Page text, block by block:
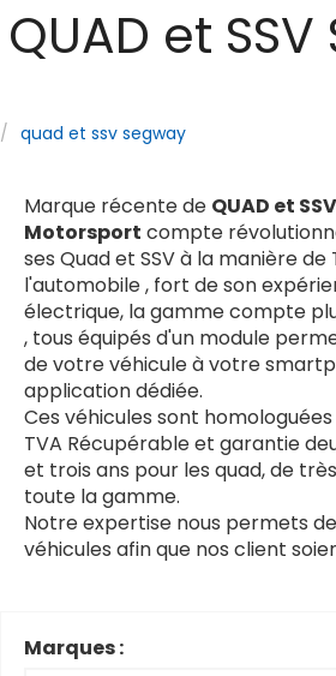
QUAD et SSV
quad et ssv segway
Marque récente de QUAD et
Motorsport compte
ses Quad et SSV à la manière de
l'automobile , fort de son
électrique, la gamme compte
, tous équipés d'un module
de votre véhicule à votre
application dédiée.
Ces véhicules sont
TVA Récupérable et garantie
et trois ans pour les quad, de
toute la gamme.
Notre expertise nous permets
véhicules afin que nos client
Marques :